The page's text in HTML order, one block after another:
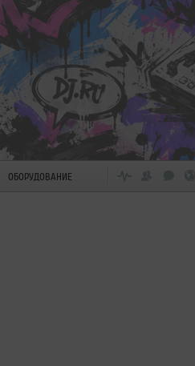
ОБОРУДОВАНИЕ